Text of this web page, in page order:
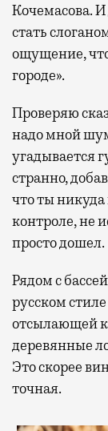
Кочемасова.
стать
ощущение,
городе».
Проверяю
надо мной
угадывается
странно,
что ты никуда
контроле, не
просто дошел.
Рядом с
русском
отсылающей
деревянные
Это скорее
точная.